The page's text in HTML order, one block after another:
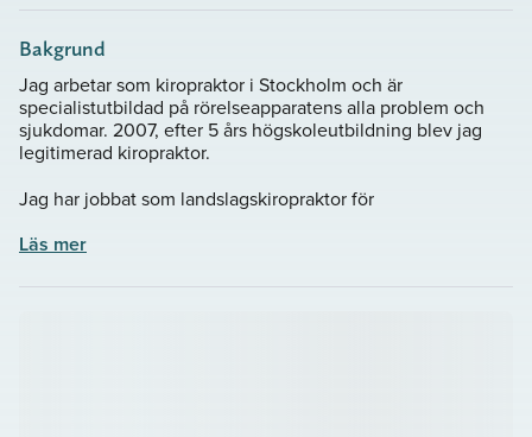
Bakgrund
Jag arbetar som kiropraktor i Stockholm och är
specialistutbildad på rörelseapparatens alla problem och
sjukdomar. 2007, efter 5 års högskoleutbildning blev jag
legitimerad kiropraktor.
Jag har jobbat som landslagskiropraktor för
kampsportsinstruktör och elitidrottare. Denna erfarenhet
påfrestning i olika situationer.
Läs mer